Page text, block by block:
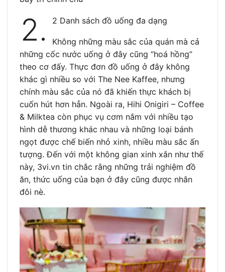
2. 2 Danh sách đồ uống đa dạng
Không những màu sắc của quán mà cả
những cốc nước uống ở đây cũng “hoá hồng”
theo cơ đấy. Thực đơn đồ uống ở đây không
khác gì nhiều so với The Nee Kaffee, nhưng
chính màu sắc của nó đã khiến thực khách bị
cuốn hút hơn hẳn. Ngoài ra, Hihi Onigiri – Coffee
& Milktea còn phục vụ cơm nắm với nhiều tạo
hình dễ thương khác nhau và những loại bánh
ngọt được chế biến nhỏ xinh, nhiều màu sắc ấn
tượng. Đến với một không gian xinh xắn như thế
này, 3vi.vn tin chắc rằng những trải nghiệm đồ
ăn, thức uống của bạn ở đây cũng được nhân
đôi nè.